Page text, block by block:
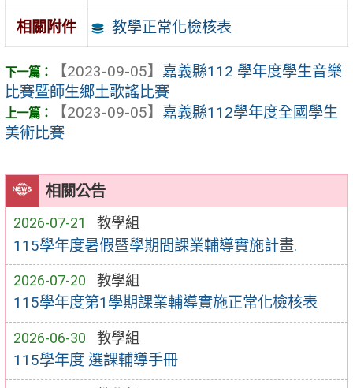
相關公告
2026-07-21 教學組
115學年度暑假暨學期間課業輔導實施計畫.
2026-07-20 教學組
115學年度第1學期課業輔導實施正常化檢核表
2026-06-30 教學組
115學年度 選課輔導手冊
相關附件 教學正常化檢核表
【2023-09-05】 嘉義縣112 學年度學生音樂
比賽暨師生鄉土歌謠比賽
【2023-09-05】 嘉義縣112學年度全國學生
美術比賽